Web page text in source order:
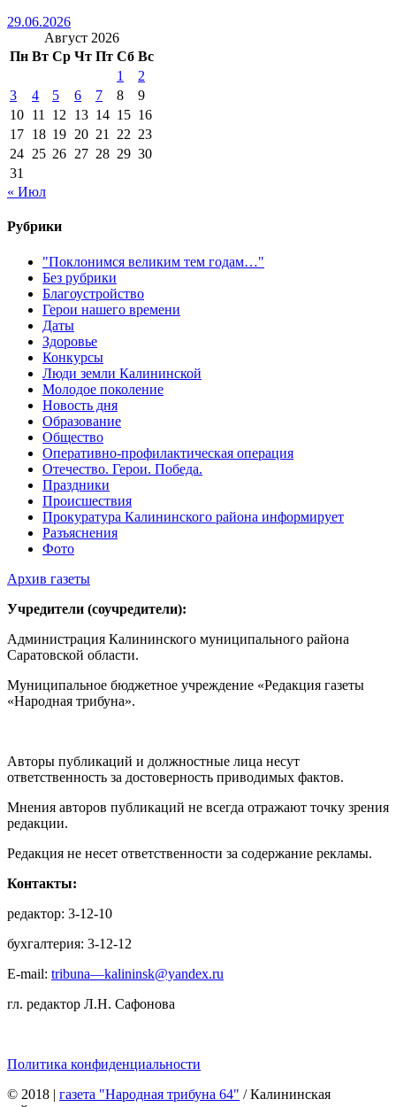
29.06.2026
Август 2026
Пн Вт Ср Чт Пт Сб Вс
1
2
3
4 5 6 7 8
9
10 11 12 13 14 15 16
17 18 19 20 21 22 23
24 25 26 27 28 29 30
31
« Июл
Рубрики
"Поклонимся великим тем годам…"
Без рубрики
Благоустройство
Герои нашего времени
Даты
Здоровье
Конкурсы
Люди земли Калининской
Молодое поколение
Новость дня
Образование
Общество
Оперативно-профилактическая операция
Отечество. Герои. Победа.
Праздники
Происшествия
Прокуратура Калининского района информирует
Разъяснения
Фото
Архив газеты
Учредители (соучредители):
Администрация Калининского муниципального района
Саратовской области.
Муниципальное бюджетное учреждение «Редакция газеты
«Народная трибуна».
Авторы публикаций и должностные лица несут
ответственность за достоверность приводимых фактов.
Мнения авторов публикаций не всегда отражают точку зрения
редакции.
Редакция не несет ответственности за содержание рекламы.
Контакты:
редактор: 3-12-10
бухгалтерия: 3-12-12
E-mail: tribuna—kalininsk@yandex.ru
гл. редактор Л.Н. Сафонова
Политика конфиденциальности
© 2018 | газета "Народная трибуна 64" / Калининская